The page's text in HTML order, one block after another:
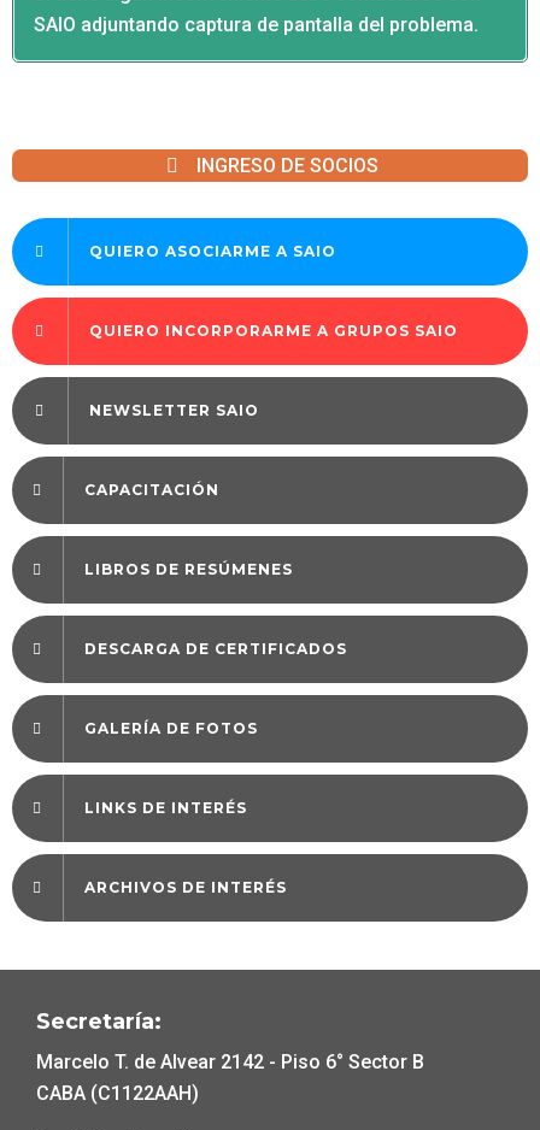
SAIO adjuntando captura de pantalla del problema.
INGRESO DE SOCIOS
QUIERO ASOCIARME A SAIO
QUIERO INCORPORARME A GRUPOS SAIO
NEWSLETTER SAIO
CAPACITACIÓN
LIBROS DE RESÚMENES
DESCARGA DE CERTIFICADOS
GALERÍA DE FOTOS
LINKS DE INTERÉS
ARCHIVOS DE INTERÉS
Secretaría:
Marcelo T. de Alvear 2142 - Piso 6° Sector B
CABA (C1122AAH)